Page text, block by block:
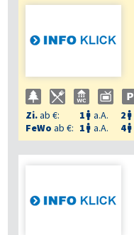
Zi.ab €: 1  a.A. 2 
FeWo ab €: 1  a.A. 4